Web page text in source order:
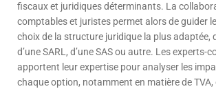
fiscaux et juridiques déterminants. La
comptables et juristes permet alors de guider
choix de la structure juridique la plus adaptée,
d’une SARL, d’une SAS ou autre. Les experts-
apportent leur expertise pour analyser les
chaque option, notamment en matière de TVA,